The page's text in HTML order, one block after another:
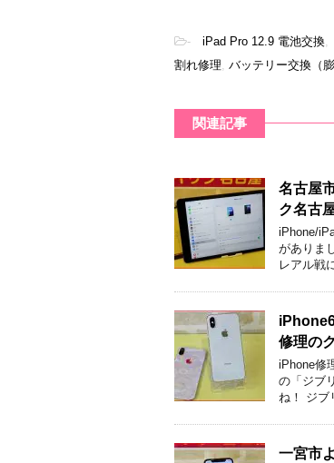
- iPad Pro 12.9 電池交換,
割れ修理, バッテリー交換（膨
関連記事
名古屋
ク名古
iPhone/
がありま
レアル戦
修理の
iPhone修
の「ジブ
ね！ ジブ
一宮市